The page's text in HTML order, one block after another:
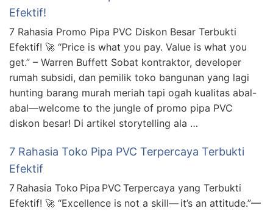
Efektif!
7 Rahasia Promo Pipa PVC Diskon Besar Terbukti
Efektif! 🚀 “Price is what you pay. Value is what you
get.” – Warren Buffett Sobat kontraktor, developer
rumah subsidi, dan pemilik toko bangunan yang lagi
hunting barang murah meriah tapi ogah kualitas abal-
abal—welcome to the jungle of promo pipa PVC
diskon besar! Di artikel storytelling ala …
7 Rahasia Toko Pipa PVC Terpercaya Terbukti
Efektif
7 Rahasia Toko Pipa PVC Terpercaya yang Terbukti
Efektif! 🚀 “Excellence is not a skill— it’s an attitude.”—